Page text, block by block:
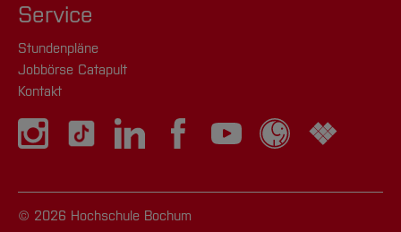
Service
Stundenpläne
Jobbörse Catapult
Kontakt
© 2026 Hochschule Bochum